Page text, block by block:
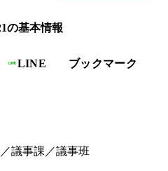
の基本情報
LINE
ブックマーク
議事課／議事班